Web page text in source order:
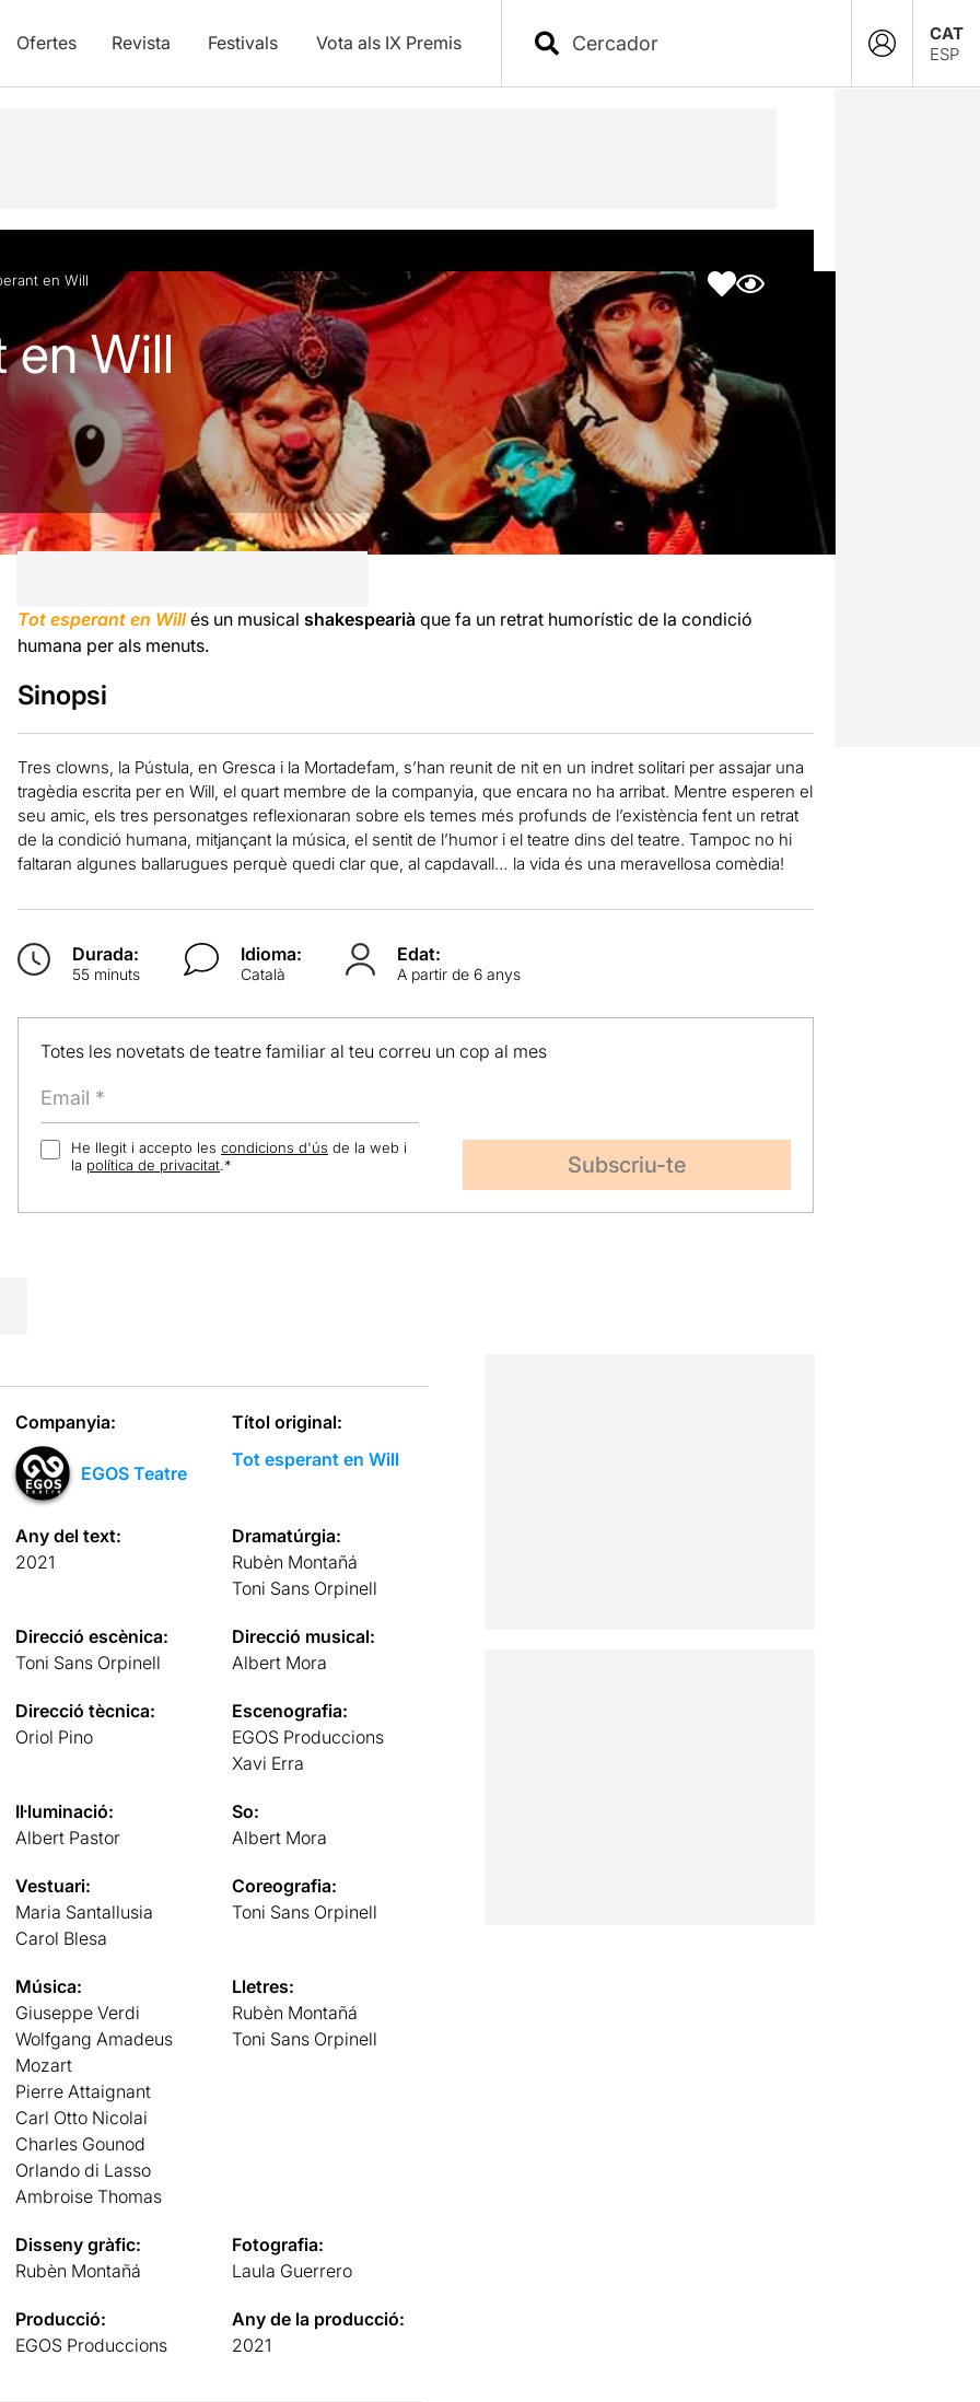
Ofertes Revista Festivals Vota als IX Premis
CAT
ESP
en Will
en Will
Tot esperant en Willés un musical shakespearià que fa un retrat humorístic de la condició
humana per als menuts.
Sinopsi
Tres clowns, la Pústula, en Gresca i la Mortadefam, s’han reunit de nit en un indret solitari per assajar una
tragèdia escrita per en Will, el quart membre de la companyia, que encara no ha arribat. Mentre esperen el
seu amic, els tres personatges reflexionaran sobre els temes més profunds de l’existència fent un retrat
de la condició humana, mitjançant la música, el sentit de l’humor i el teatre dins del teatre. Tampoc no hi
faltaran algunes ballarugues perquè quedi clar que, al capdavall… la vida és una meravellosa comèdia!
Durada:
55 minuts
Idioma:
Català
Edat:
A partir de 6 anys
Totes les novetats de teatre familiar al teu correu un cop al mes
He llegit i accepto les condicions d'ús de la web i
la política de privacitat.*
Companyia:
EGOS Teatre
Títol original:
Tot esperant en Will
Any del text:
2021
Dramatúrgia:
Rubèn Montañá
Toni Sans Orpinell
Direcció escènica:
Toni Sans Orpinell
Direcció musical:
Albert Mora
Direcció tècnica:
Oriol Pino
Escenografia:
EGOS Produccions
Xavi Erra
Il·luminació:
Albert Pastor
So:
Albert Mora
Vestuari:
Maria Santallusia
Carol Blesa
Coreografia:
Toni Sans Orpinell
Música:
Giuseppe Verdi
Wolfgang Amadeus
Mozart
Pierre Attaignant
Carl Otto Nicolai
Charles Gounod
Orlando di Lasso
Ambroise Thomas
Lletres:
Rubèn Montañá
Toni Sans Orpinell
Disseny gràfic:
Rubèn Montañá
Fotografia:
Laula Guerrero
Producció:
EGOS Produccions
Any de la producció:
2021